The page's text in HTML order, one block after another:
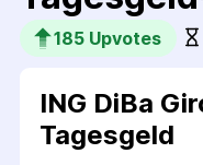
185 Upvotes
ING DiBa
Tagesgeld